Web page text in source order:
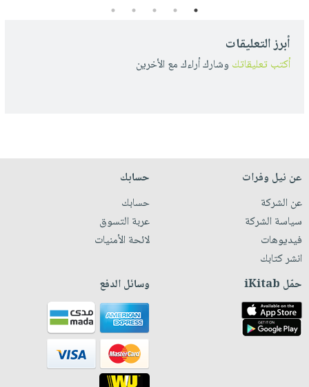
1
2
3
4
5
أبرز التعليقات
أكتب تعليقاتك وشارك أراءك مع الأخرين
عن نيل وفرات
عن الشركة
سياسة الشركة
فيديوهات
انشر كتابك
حسابك
حسابك
عربة التسوق
لائحة الأمنيات
حمّل iKitab وسائل الدفع